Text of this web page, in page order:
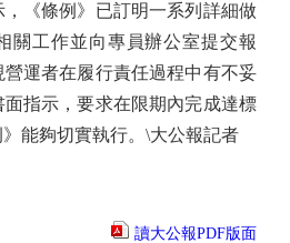
《條例》已訂明一系列詳細做
關工作並向專員辦公室提交報
運者在履行責任過程中有不妥
指示，要求在限期內完成達標
能夠切實執行。\大公報記者
讀大公報PDF版面